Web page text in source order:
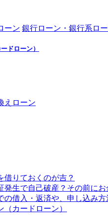
ーン 銀行ローン・銀行系ロ
ドローン）
えローン
借りておくのが吉？
発生で自己破産？その前にお
の借入・返済や、申し込み
カードローン）